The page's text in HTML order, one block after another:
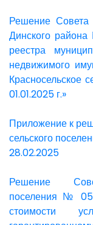
Решение Совета
Динского
реестра
недвижимого
Красносельское
01.01.2025 г.»
Приложение к
сельского
28.02.2025
Решение
поселения № 05
стоимости